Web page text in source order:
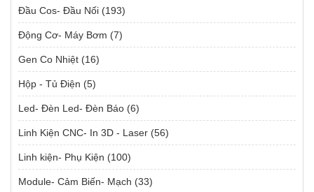
Đầu Cos- Đầu Nối (193)
Động Cơ- Máy Bơm (7)
Gen Co Nhiệt (16)
Hộp - Tủ Điện (5)
Led- Đèn Led- Đèn Báo (6)
Linh Kiện CNC- In 3D - Laser (56)
Linh kiện- Phụ Kiện (100)
Module- Cảm Biến- Mạch (33)